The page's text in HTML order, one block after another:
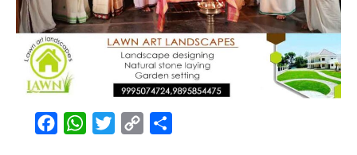
FacebookWhatsAppTwitterCopy